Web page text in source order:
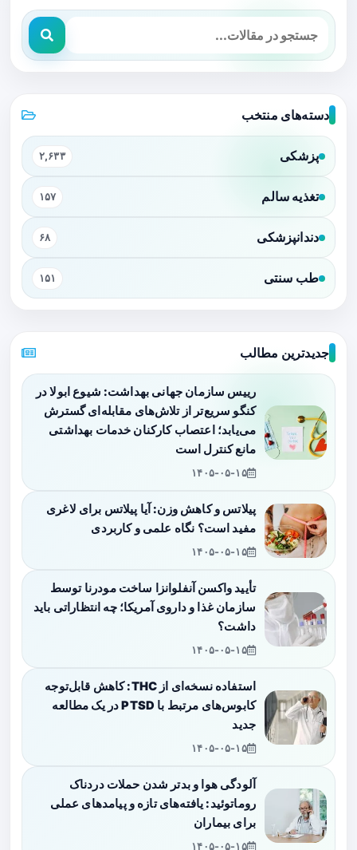
دسته‌های منتخب
پزشکی ۲,۶۳۳
تغذیه سالم ۱۵۷
دندانپزشکی ۶۸
طب سنتی ۱۵۱
جدیدترین مطالب
رییس سازمان جهانی بهداشت: شیوع ابولا در
کنگو سریع‌تر از تلاش‌های مقابله‌ای گسترش
می‌یابد؛ اعتصاب کارکنان خدمات بهداشتی
مانع کنترل است
۱۴۰۵-۰۵-۱۵
پیلاتس و کاهش وزن: آیا پیلاتس برای لاغری
مفید است؟ نگاه علمی و کاربردی
۱۴۰۵-۰۵-۱۵
تأیید واکسن آنفلوانزا ساخت مودرنا توسط
سازمان غذا و داروی آمریکا؛ چه انتظاراتی باید
داشت؟
۱۴۰۵-۰۵-۱۵
استفاده نسخه‌ای از THC: کاهش قابل‌توجه
کابوس‌های مرتبط با PTSD در یک مطالعه
جدید
۱۴۰۵-۰۵-۱۵
آلودگی هوا و بدتر شدن حملات دردناک
روماتوئید: یافته‌های تازه و پیامدهای عملی
برای بیماران
۱۴۰۵-۰۵-۱۵